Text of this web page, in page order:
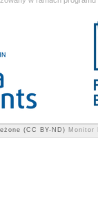
(CC BY-ND) Monitor